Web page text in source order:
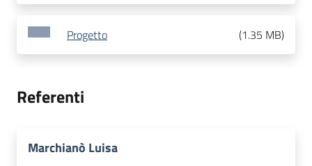
Progetto (1.35 MB)
Referenti
Marchianò Luisa